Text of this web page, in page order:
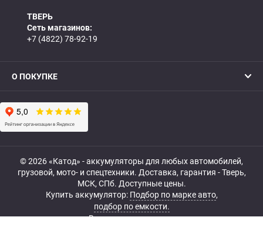
ТВЕРЬ
Сеть магазинов:
+7 (4822) 78-92-19
О ПОКУПКЕ
© 2026 «Катод» - аккумуляторы для любых автомобилей,
грузовой, мото- и спецтехники. Доставка, гарантия - Тверь,
МСК, СПб. Доступные цены.
Купить аккумулятор: Подбор по марке авто,
подбор по емкости.
Все права защищены.